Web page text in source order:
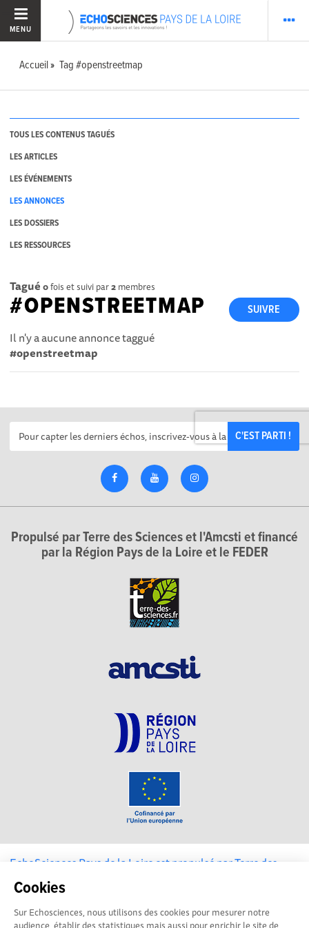
Cookies
Sur Echosciences, nous utilisons des cookies pour mesurer notre
audience, établir des statistiques mais aussi pour enrichir le site de
MENU
Accueil Tag #openstreetmap
TOUS LES CONTENUS TAGUÉS
LES ARTICLES
LES ÉVÉNEMENTS
LES ANNONCES
LES DOSSIERS
LES RESSOURCES
Tagué 0fois et suivi par2 membres
SUIVRE
#OPENSTREETMAP
Il n'y a aucune annonce taggué
#openstreetmap
C'EST PARTI !
Propulsé par Terre des Sciences et l'Amcsti et financé
par la Région Pays de la Loire et le FEDER
EchoSciences Pays de la Loire est propulsé parTerre des
Sciences
Mentions légales|Politique de confidentialité|CGU